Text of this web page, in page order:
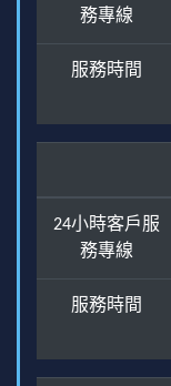
務專線
服務時間
24小時客戶服
務專線
服務時間